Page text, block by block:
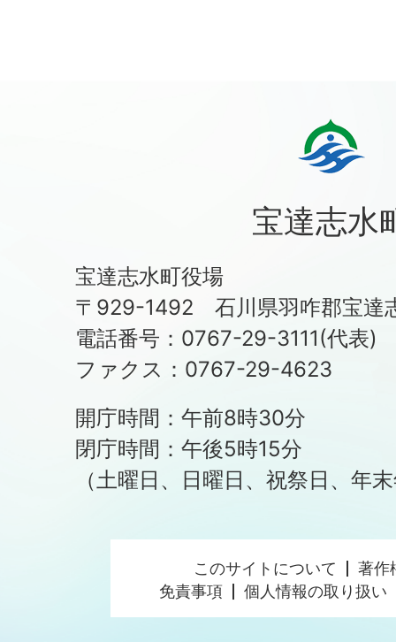
宝達志水
宝達志水町役場
〒929-1492 石川県羽咋郡宝達
電話番号：0767-29-3111(代表)
ファクス：0767-29-4623
開庁時間：午前8時30分
閉庁時間：午後5時15分
（土曜日、日曜日、祝祭日、年
このサイトについて
著作
免責事項
個人情報の取り扱い